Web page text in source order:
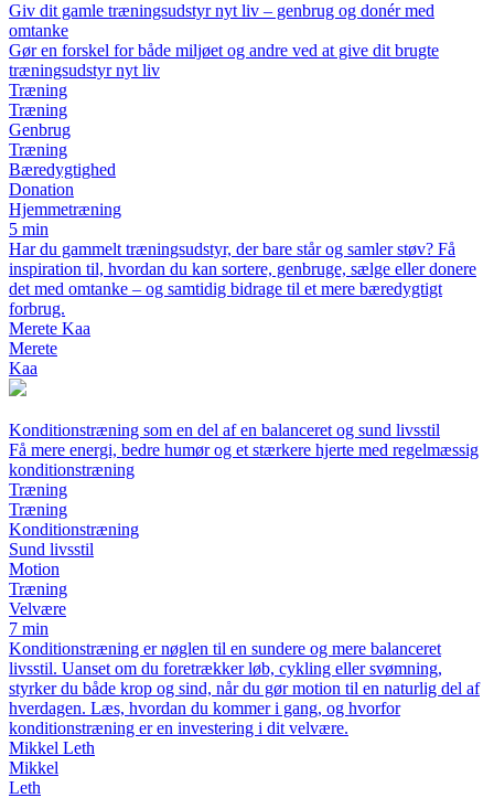
Giv dit gamle træningsudstyr nyt liv – genbrug og donér med
omtanke
Gør en forskel for både miljøet og andre ved at give dit brugte
træningsudstyr nyt liv
Træning
Træning
Genbrug
Træning
Bæredygtighed
Donation
Hjemmetræning
5 min
Har du gammelt træningsudstyr, der bare står og samler støv? Få
inspiration til, hvordan du kan sortere, genbruge, sælge eller donere
det med omtanke – og samtidig bidrage til et mere bæredygtigt
forbrug.
Merete Kaa
Merete
Kaa
Konditionstræning som en del af en balanceret og sund livsstil
Få mere energi, bedre humør og et stærkere hjerte med regelmæssig
konditionstræning
Træning
Træning
Konditionstræning
Sund livsstil
Motion
Træning
Velvære
7 min
Konditionstræning er nøglen til en sundere og mere balanceret
livsstil. Uanset om du foretrækker løb, cykling eller svømning,
styrker du både krop og sind, når du gør motion til en naturlig del af
hverdagen. Læs, hvordan du kommer i gang, og hvorfor
konditionstræning er en investering i dit velvære.
Mikkel Leth
Mikkel
Leth